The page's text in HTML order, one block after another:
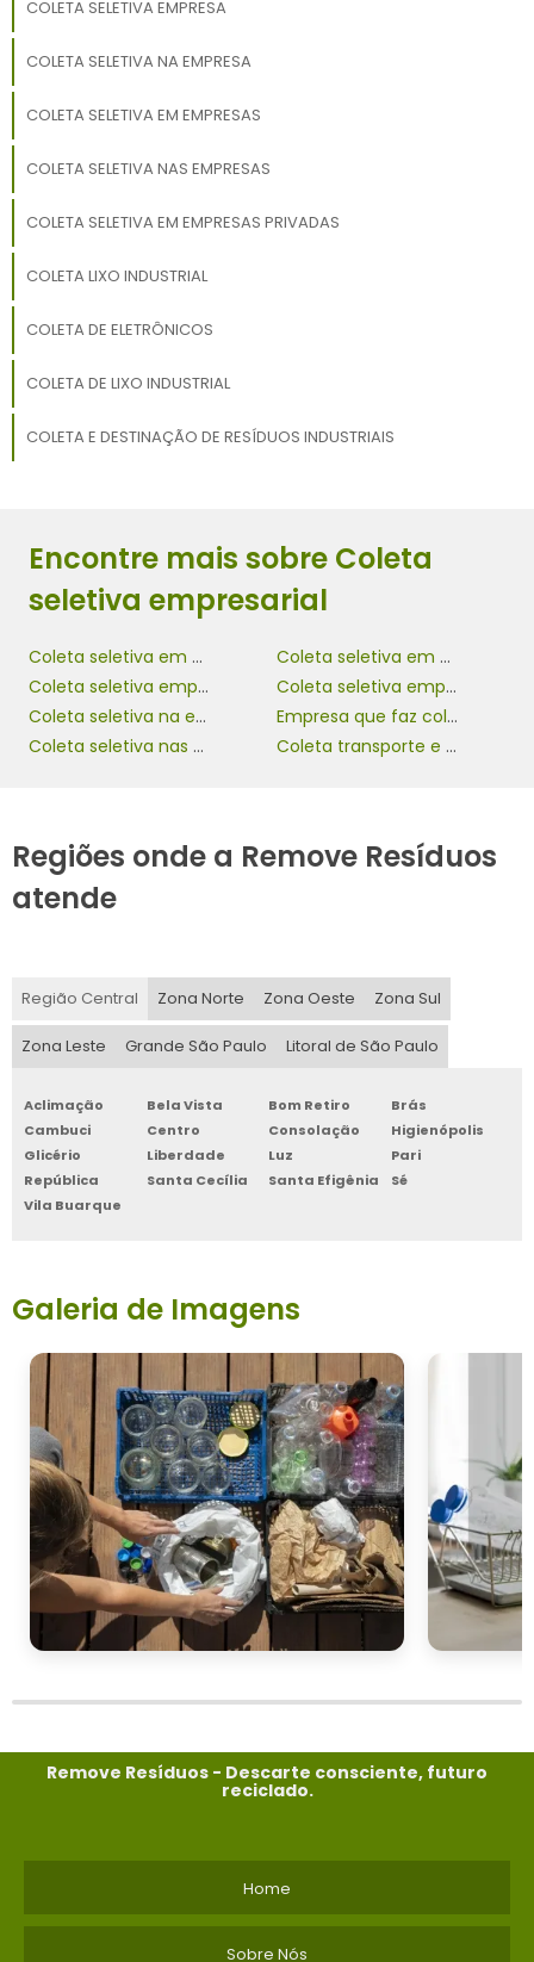
COLETA SELETIVA EMPRESA
COLETA SELETIVA NA EMPRESA
COLETA SELETIVA EM EMPRESAS
COLETA SELETIVA NAS EMPRESAS
COLETA SELETIVA EM EMPRESAS PRIVADAS
COLETA LIXO INDUSTRIAL
COLETA DE ELETRÔNICOS
COLETA DE LIXO INDUSTRIAL
COLETA E DESTINAÇÃO DE RESÍDUOS INDUSTRIAIS
Encontre mais sobre Coleta
seletiva empresarial
Coleta seletiva em empresas
Coleta seletiva em empresas privadas
Coleta seletiva empresa
Coleta seletiva empresarial
Coleta seletiva na empresa
Empresa que faz coleta seletiva
Coleta seletiva nas empresas
Coleta transporte e destinação de lixo
Regiões onde a Remove Resíduos
atende
Região Central Zona Norte Zona Oeste Zona Sul
Zona Leste Grande São Paulo Litoral de São Paulo
Aclimação Bela Vista Bom Retiro
Brás
Cambuci
Centro Consolação
Higienópolis
Glicério
Liberdade Luz
Pari
República
Santa Cecília Santa Efigênia
Sé
Vila Buarque
Galeria de Imagens
Remove Resíduos - Descarte consciente, futuro
reciclado.
Home
Sobre Nós